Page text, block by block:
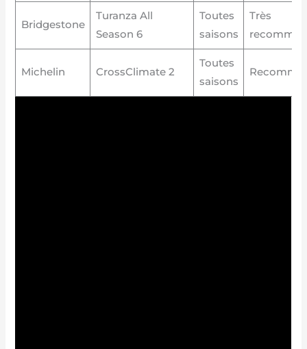
Bridgestone
Turanza All
Season 6
Toutes
saisons
Très
Michelin CrossClimate 2
Toutes
saisons